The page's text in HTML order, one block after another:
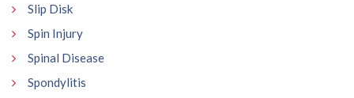
Slip Disk
Spin Injury
Spinal Disease
Spondylitis